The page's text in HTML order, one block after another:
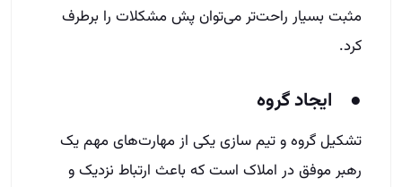
مثبت بسیار راحت‌تر می‌توان پش مشکلات را برطرف
کرد.
● ایجاد گروه
تشکیل گروه و تیم سازی یکی از مهارت‌های مهم یک
رهبر موفق در املاک است که باعث ارتباط نزدیک و